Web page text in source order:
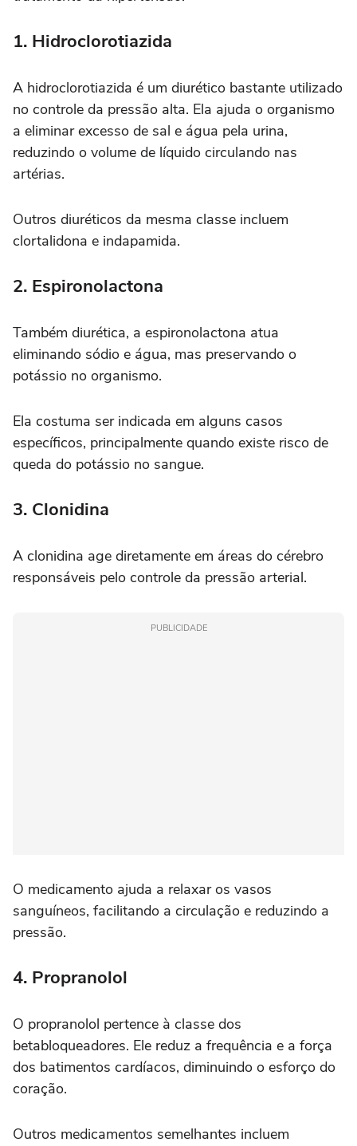
1. Hidroclorotiazida
A hidroclorotiazida é um diurético bastante utilizado
no controle da pressão alta. Ela ajuda o organismo
a eliminar excesso de sal e água pela urina,
reduzindo o volume de líquido circulando nas
artérias.
Outros diuréticos da mesma classe incluem
clortalidona e indapamida.
2. Espironolactona
Também diurética, a espironolactona atua
eliminando sódio e água, mas preservando o
potássio no organismo.
Ela costuma ser indicada em alguns casos
específicos, principalmente quando existe risco de
queda do potássio no sangue.
3. Clonidina
A clonidina age diretamente em áreas do cérebro
responsáveis pelo controle da pressão arterial.
PUBLICIDADE
O medicamento ajuda a relaxar os vasos
sanguíneos, facilitando a circulação e reduzindo a
pressão.
4. Propranolol
O propranolol pertence à classe dos
betabloqueadores. Ele reduz a frequência e a força
dos batimentos cardíacos, diminuindo o esforço do
coração.
Outros medicamentos semelhantes incluem